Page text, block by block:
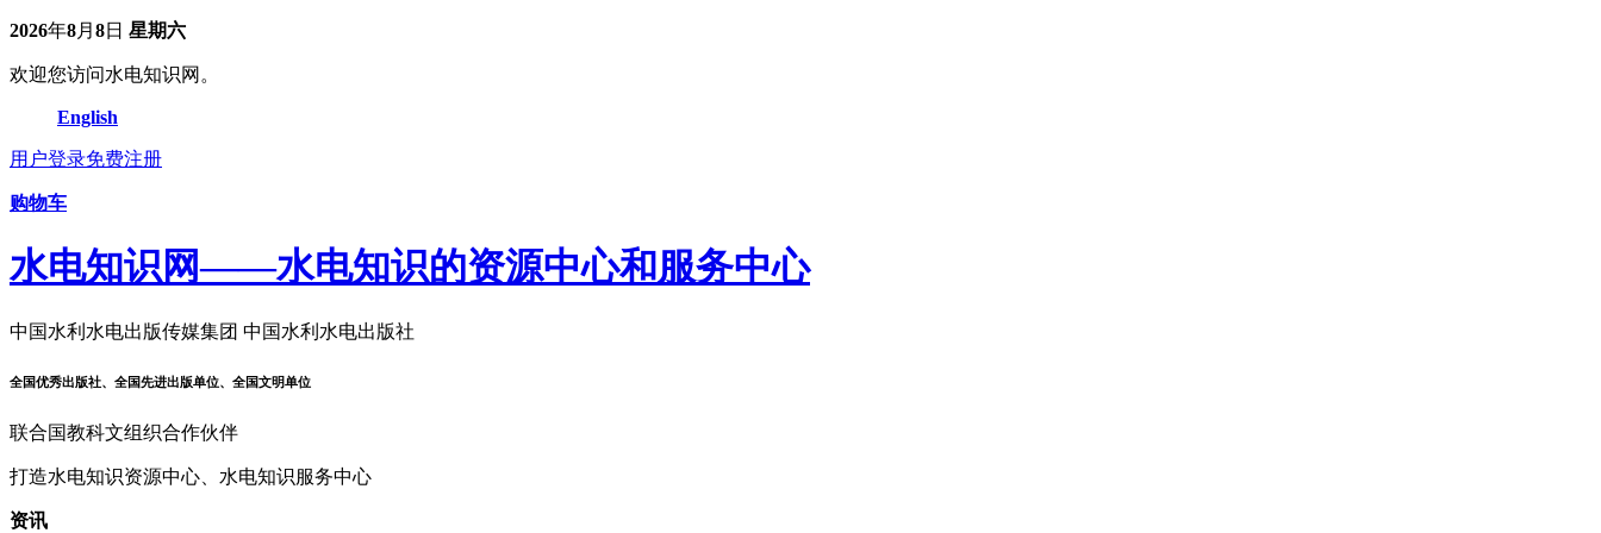
2026年8月 8日 星期六
欢迎您访问水电知识网。
English
用户登录免费注册
购物车
水电知识网——水电知识的资源中心和服务中心
中国水利水电出版传媒集团 中国水利水电出版社
全国优秀出版社、全国先进出版单位、全国文明单位
联合国教科文组织合作伙伴
打造水电知识资源中心、水电知识服务中心
资讯